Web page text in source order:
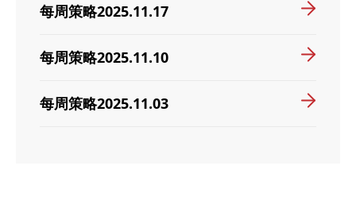
每周策略2025.11.17
每周策略2025.11.10
每周策略2025.11.03